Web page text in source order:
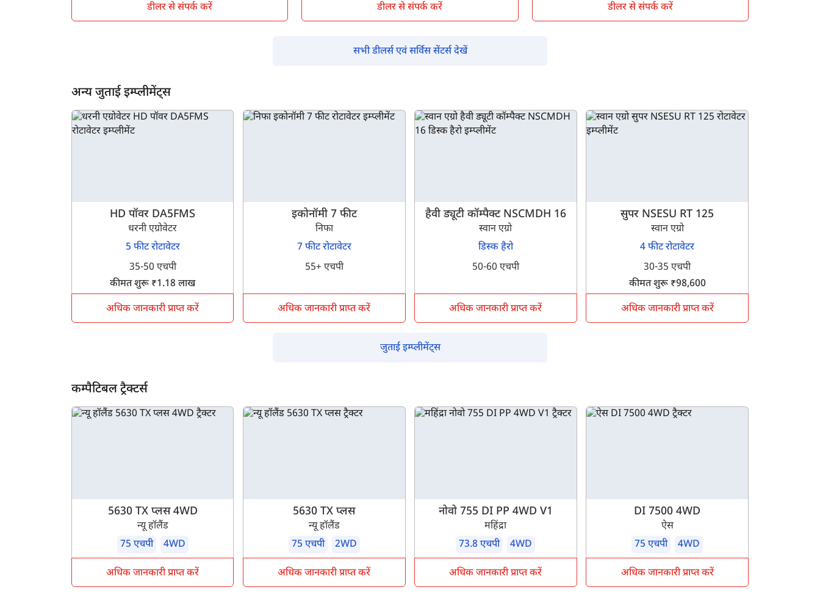
डीलर से संपर्क करें डीलर से संपर्क करें डीलर से संपर्क करें
सभी डीलर्स एवं सर्विस सेंटर्स देखें
अन्य जुताई इम्प्लीमेंट्स
HD पॉवर DA5FMS
धरनी एग्रोवेटर
5 फीट रोटावेटर
35-50 एचपी
कीमत शुरू ₹1.18 लाख
अधिक जानकारी प्राप्त करें
इकोनॉमी 7 फीट
निफा
7 फीट रोटावेटर
55+ एचपी
अधिक जानकारी प्राप्त करें
हैवी ड्यूटी कॉम्पैक्ट NSCMDH 16
स्वान एग्रो
डिस्क हैरो
50-60 एचपी
अधिक जानकारी प्राप्त करें
सुपर NSESU RT 125
स्वान एग्रो
4 फीट रोटावेटर
30-35 एचपी
कीमत शुरू ₹98,600
अधिक जानकारी प्राप्त करें
जुताई इम्प्लीमेंट्स
कम्पैटिबल ट्रैक्टर्स
5630 TX प्लस 4WD
न्यू हॉलैंड
75 एचपी
4WD
अधिक जानकारी प्राप्त करें
5630 TX प्लस
न्यू हॉलैंड
75 एचपी
2WD
अधिक जानकारी प्राप्त करें
नोवो 755 DI PP 4WD V1
महिंद्रा
73.8 एचपी
4WD
अधिक जानकारी प्राप्त करें
DI 7500 4WD
ऐस
75 एचपी
4WD
अधिक जानकारी प्राप्त करें